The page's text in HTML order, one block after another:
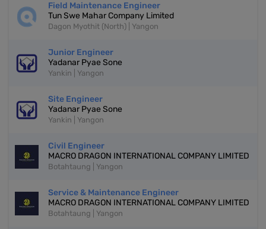
Field Maintenance Engineer
Tun Swe Mahar Company Limited
Dagon Myothit (North) | Yangon
Junior Engineer
Yadanar Pyae Sone
Yankin | Yangon
Site Engineer
Yadanar Pyae Sone
Yankin | Yangon
Civil Engineer
MACRO DRAGON INTERNATIONAL COMPANY LIMITED
Botahtaung | Yangon
Service & Maintenance Engineer
MACRO DRAGON INTERNATIONAL COMPANY LIMITED
Botahtaung | Yangon